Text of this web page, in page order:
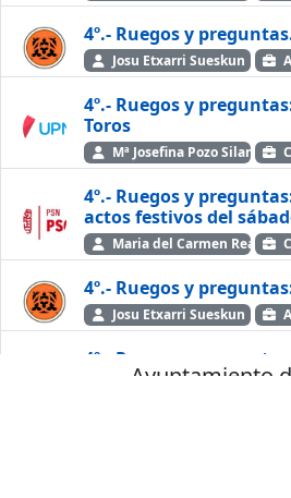
4º.- Ruegos y
Josu Etxarri Sueskun
4º.- Ruegos y
Toros
Mª Josefina Pozo Silanes
4º.- Ruegos y
actos festivos del
Maria del Carmen Real
4º.- Ruegos y
Josu Etxarri Sueskun
4º.- Ruegos y
Asociaciones eventos
Ayuntamiento